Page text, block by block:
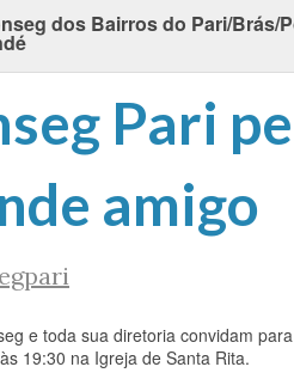
dos Bairros do Pari/Brás/
Pari
amigo
e toda sua diretoria convidam
19:30 na Igreja de Santa Rita.